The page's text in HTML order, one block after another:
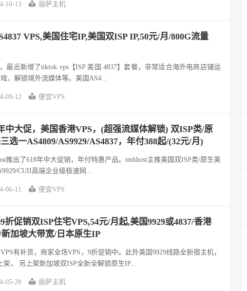
10-13 丽萨主机
VPS,美国住宅IP,美国双ISP IP,50元/月/800G流量
最近新增了tiktok vps【ISP 美国 4837】套餐，非常适合海外电商店铺运
，解锁境外流媒体等。美国AS4...
09-12 便宜VPS
中大促，美国香港VPS，(超强流媒体解锁) 双ISP类/原
选一AS4809/AS9929/AS4837，年付388起/(32元/月)
推出了618年中大促销，年付特惠产品。tmhhost主推美国双ISP类/原生美
CUII高端企业级极速网...
06-11 便宜VPS
折促销双ISP住宅VPS,54元/月起,美国9929或4837/香港
加坡大带宽/日本原生IP
有补货，商家全场VPS，9折促销中。此外美国9929线路全新宿主机，
， 另上架新加坡双ISP全新全解锁原生IP...
05-28 丽萨主机